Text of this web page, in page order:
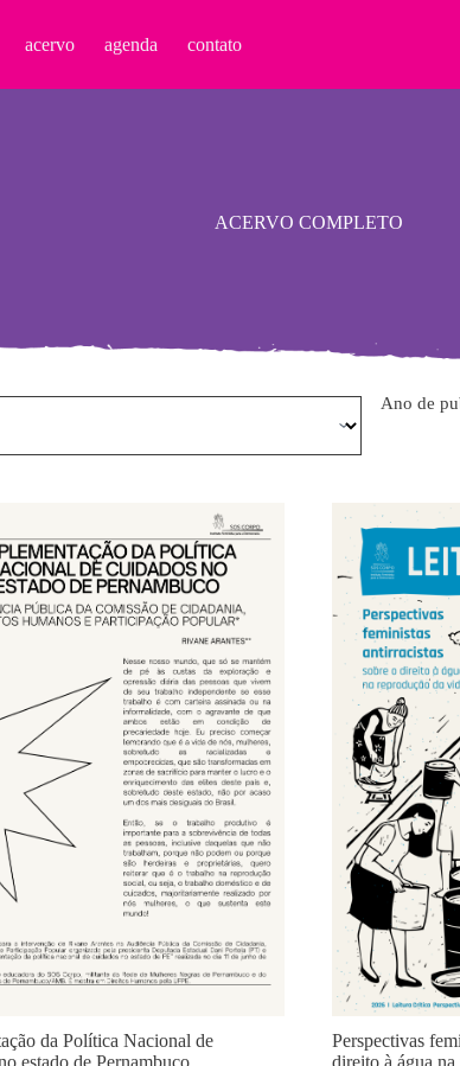
acervo agenda contato
ACERVO COMPLETO
Ano de
da Política Nacional de
estado de Pernambuco
Perspectivas
direito à água